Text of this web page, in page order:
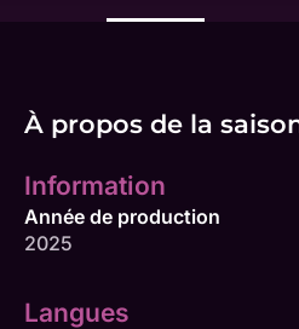
À propos de la
Information
Année de production
2025
Langues